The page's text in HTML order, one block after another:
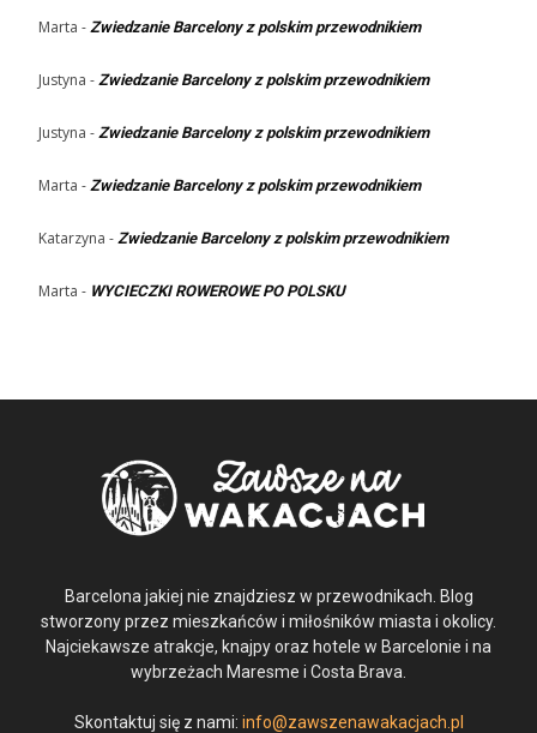
Marta - Zwiedzanie Barcelony z polskim przewodnikiem
Justyna - Zwiedzanie Barcelony z polskim przewodnikiem
Justyna - Zwiedzanie Barcelony z polskim przewodnikiem
Marta - Zwiedzanie Barcelony z polskim przewodnikiem
Katarzyna - Zwiedzanie Barcelony z polskim przewodnikiem
Marta - WYCIECZKI ROWEROWE PO POLSKU
Barcelona jakiej nie znajdziesz w przewodnikach. Blog
stworzony przez mieszkańców i miłośników miasta i okolicy.
Najciekawsze atrakcje, knajpy oraz hotele w Barcelonie i na
wybrzeżach Maresme i Costa Brava.
Skontaktuj się z nami: info@zawszenawakacjach.pl